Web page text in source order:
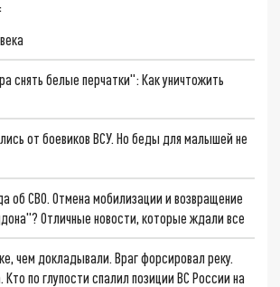
снять белые перчатки": Как уничтожить
от боевиков ВСУ. Но беды для малышей не
об СВО. Отмена мобилизации и возвращение
Отличные новости, которые ждали все
чем докладывали. Враг форсировал реку.
Кто по глупости спалил позиции ВС России на